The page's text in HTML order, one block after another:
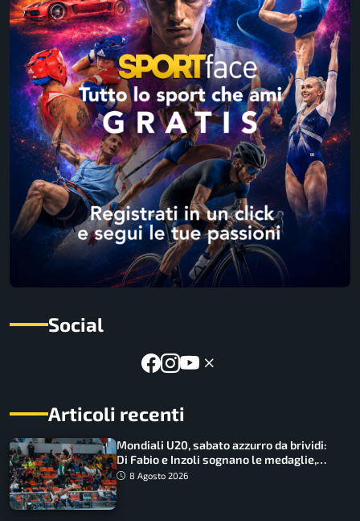
Social
Articoli recenti
Mondiali U20, sabato azzurro da brividi:
Di Fabio e Inzoli sognano le medaglie,
Castellani e Succo in finale
8 Agosto 2026